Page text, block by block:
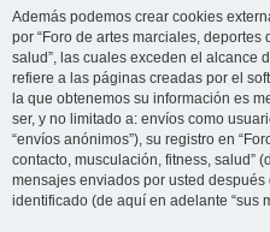
Además podemos crear cookies
por “Foro de artes marciales,
salud”, las cuales exceden el alcance
refiere a las páginas creadas por el
la que obtenemos su información es
ser, y no limitado a: envíos como
“envíos anónimos”), su registro en
contacto, musculación, fitness, salud”
mensajes enviados por usted
identificado (de aquí en adelante “sus